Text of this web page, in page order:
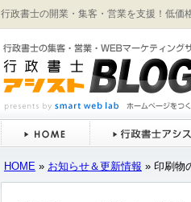
行政書士の開業・集客・営業を支援！低価
HOME» お知らせ＆更新情報 » 印刷物